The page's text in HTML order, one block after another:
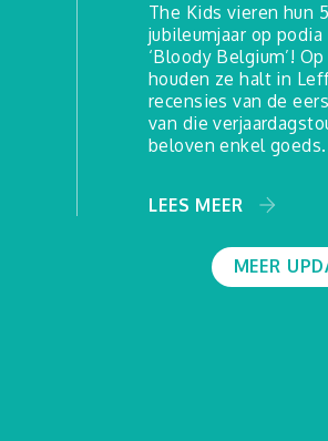
The Kids vieren hun
jubileumjaar op
‘Bloody Belgium’!
houden ze halt in
recensies van de
van die
beloven enkel goeds.
LEES MEER
MEER